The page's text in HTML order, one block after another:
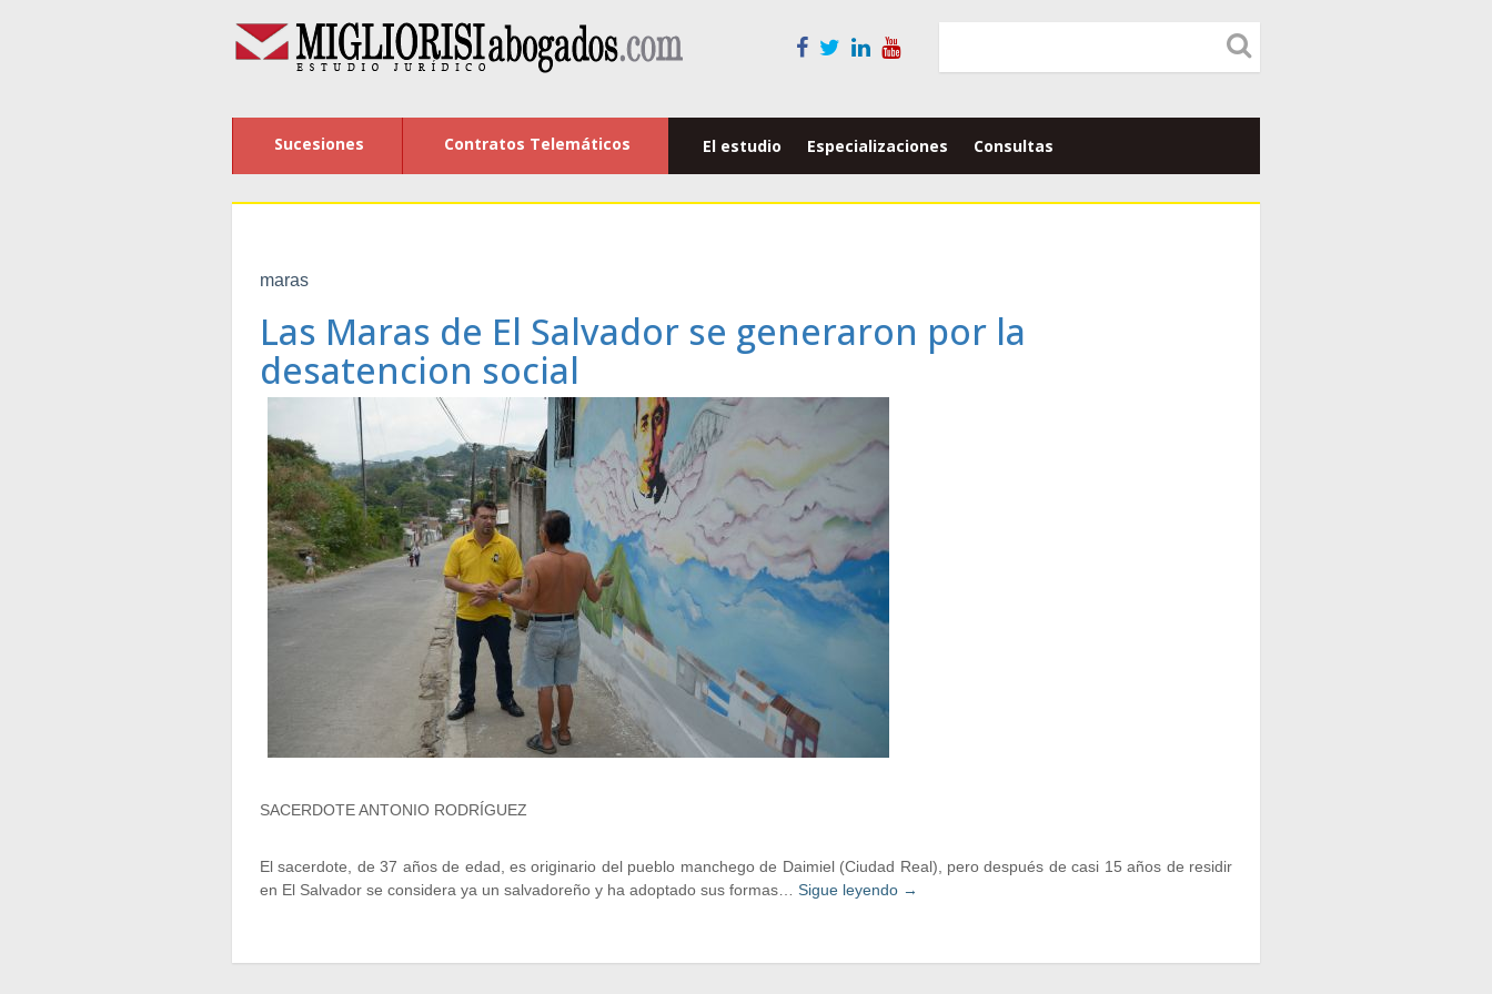
Sucesiones Contratos Telemáticos El estudio Especializaciones Consultas
maras
Las Maras de El Salvador se generaron por la
desatencion social
SACERDOTE ANTONIO RODRÍGUEZ
El sacerdote, de 37 años de edad, es originario del pueblo manchego de Daimiel (Ciudad Real), pero después de casi 15 años de residir
en El Salvador se considera ya un salvadoreño y ha adoptado sus formas… Sigue leyendo →